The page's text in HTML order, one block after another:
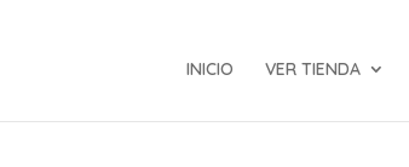
INICIO VER TIENDA